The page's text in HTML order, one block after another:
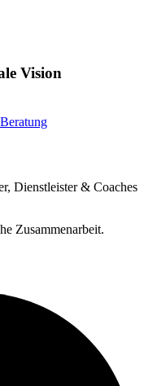
Vision
Dienstleister & Coaches
Zusammenarbeit.